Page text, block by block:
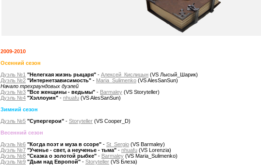
2009-2010
Осенний сезон
Дуэль №1 "Нелегкая жизнь рыцаря" - Алексей_Кислицын (VS Лысый_Шарик)
Дуэль №2 "Интернетзависимость" - Maria_Sulimenko (VS AlesSanSun)
Начало трехраундовых дуэлей
Дуэль №3 "Все женщины - ведьмы" - Barmaley (VS Storyteller)
Дуэль №4 "Хэллоуин" - nhuafu (VS AlesSanSun)
Зимний сезон
Дуэль №5 "Супергерои" - Storyteller (VS Cooper_D)
Весенний сезон
Дуэль №6 "Когда поэт и муза в ссоре" - St_Sergio (VS Barmaley)
Дуэль №7 "Ученье - свет, а неученье - тьма" - nhuafu (VS Lorenzia)
Дуэль №8 "Сказка о золотой рыбке" - Barmaley (VS Maria_Sulimenko)
Дуэль №9 "Дым над Европой" - Storyteller (VS Блеза)